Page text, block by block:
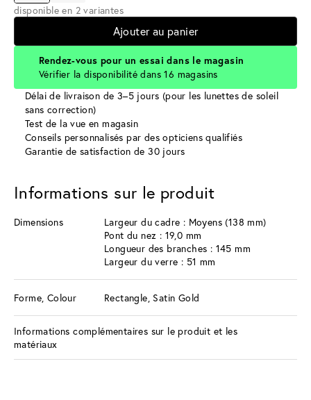
disponible en 2 variantes
Ajouter au panier
Rendez-vous pour un essai dans le magasin
Vérifier la disponibilité dans 16 magasins
Délai de livraison de 3–5 jours (pour les lunettes de soleil
sans correction)
Test de la vue en magasin
Conseils personnalisés par des opticiens qualifiés
Garantie de satisfaction de 30 jours
Informations sur le produit
Dimensions
Largeur du cadre : Moyens (138 mm)
Pont du nez : 19,0 mm
Longueur des branches : 145 mm
Largeur du verre : 51 mm
Forme, Colour Rectangle, Satin Gold
Informations complémentaires sur le produit et les
matériaux